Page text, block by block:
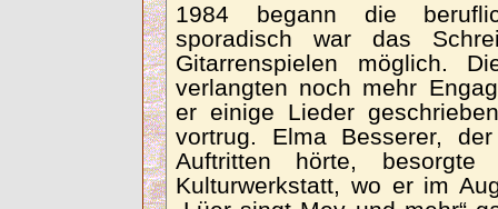
1984 begann die
sporadisch war das
Gitarrenspielen möglich.
verlangten noch mehr
er einige Lieder
vortrug. Elma Besserer,
Auftritten hörte,
Kulturwerkstatt, wo er im